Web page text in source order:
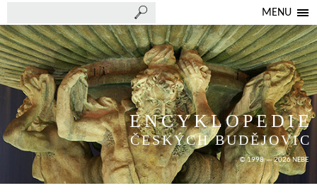
MENU
ENCYKLOPEDIE
ČESKÝCH BUDĚJOVIC
© 1998 — 2026 NEBE